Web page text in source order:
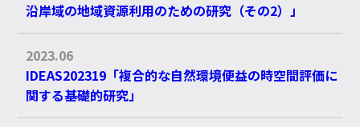
沿岸域の地域資源利⽤のための研究（その2）」
2023.06
IDEAS202319「複合的な自然環境便益の時空間評価に
関する基礎的研究」